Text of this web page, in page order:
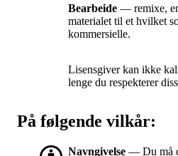
Bearbeide — remixe,
materialet til et hvilket
kommersielle.
Lisensgiver kan ikke
lenge du respekterer
På følgende vilkår:
Navngivelse — Du må